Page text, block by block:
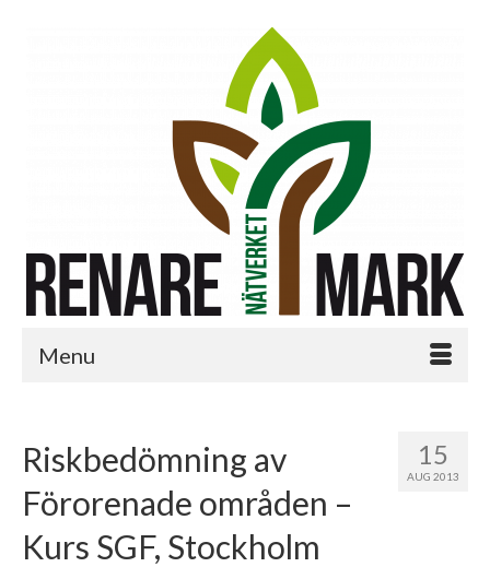
Menu
15
AUG 2013
Riskbedömning av
Förorenade områden –
Kurs SGF, Stockholm